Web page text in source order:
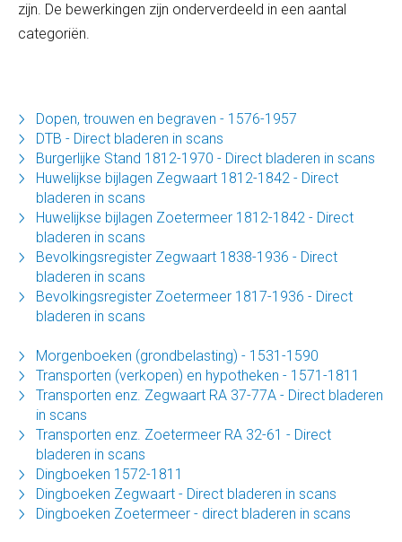
zijn. De bewerkingen zijn onderverdeeld in een aantal
categoriën.
Dopen, trouwen en begraven - 1576-1957
DTB - Direct bladeren in scans
Burgerlijke Stand 1812-1970 - Direct bladeren in scans
Huwelijkse bijlagen Zegwaart 1812-1842 - Direct
bladeren in scans
Huwelijkse bijlagen Zoetermeer 1812-1842 - Direct
bladeren in scans
Bevolkingsregister Zegwaart 1838-1936 - Direct
bladeren in scans
Bevolkingsregister Zoetermeer 1817-1936 - Direct
bladeren in scans
Morgenboeken (grondbelasting) - 1531-1590
Transporten (verkopen) en hypotheken - 1571-1811
Transporten enz. Zegwaart RA 37-77A - Direct bladeren
in scans
Transporten enz. Zoetermeer RA 32-61 - Direct
bladeren in scans
Dingboeken 1572-1811
Dingboeken Zegwaart - Direct bladeren in scans
Dingboeken Zoetermeer - direct bladeren in scans